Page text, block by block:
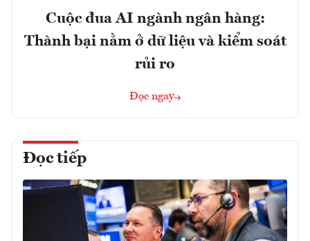
Cuộc đua AI ngành ngân hàng:
Thành bại nằm ở dữ liệu và kiểm soát
rủi ro
Đọc ngay
Đọc tiếp